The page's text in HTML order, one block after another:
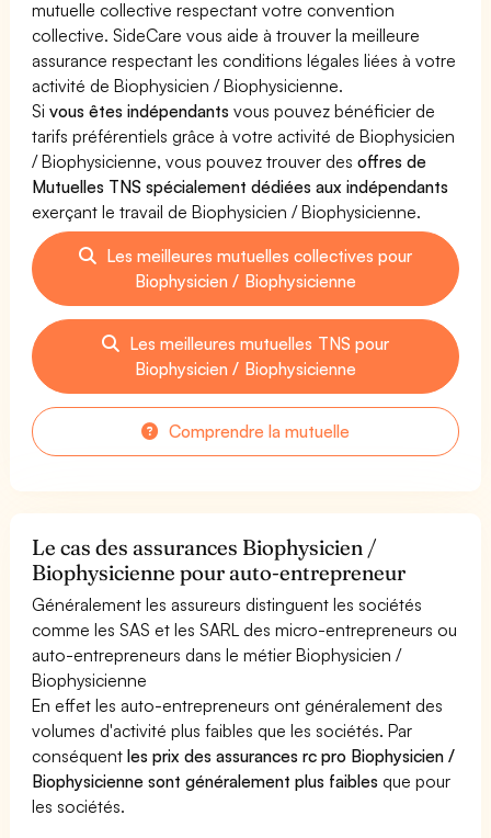
mutuelle collective respectant votre convention
collective. SideCare vous aide à trouver la meilleure
assurance respectant les conditions légales liées à votre
activité de Biophysicien / Biophysicienne.
Sivous êtes indépendants vous pouvez bénéficier de
tarifs préférentiels grâce à votre activité de Biophysicien
/ Biophysicienne, vous pouvez trouver desoffres de
Mutuelles TNS spécialement dédiées aux indépendants
exerçant le travail de Biophysicien / Biophysicienne.
Les meilleures mutuelles collectives pour
Biophysicien / Biophysicienne
Les meilleures mutuelles TNS pour
Biophysicien / Biophysicienne
Comprendre la mutuelle
Le cas des assurances Biophysicien /
Biophysicienne pour auto-entrepreneur
Généralement les assureurs distinguent les sociétés
comme les SAS et les SARL des micro-entrepreneurs ou
auto-entrepreneurs dans le métier Biophysicien /
Biophysicienne
En effet les auto-entrepreneurs ont généralement des
volumes d'activité plus faibles que les sociétés. Par
conséquentles prix des assurances rc pro Biophysicien /
Biophysicienne sont généralement plus faibles que pour
les sociétés.